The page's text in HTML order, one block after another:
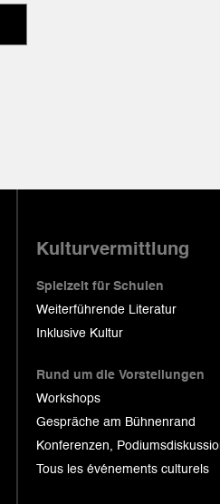
Kulturvermittlung
Spielzeit für Schulen
Weiterführende Literatur
Inklusive Kultur
Rund um die Vorstellungen
Workshops
Gespräche am Bühnenrand
Konferenzen,
Tous les événements culturels